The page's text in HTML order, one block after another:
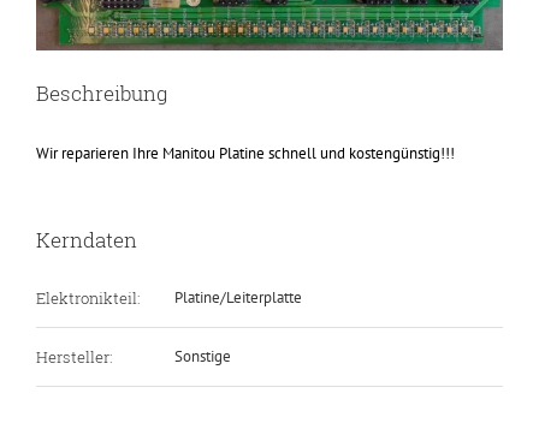
Beschreibung
Wir reparieren Ihre Manitou Platine schnell und kostengünstig!!!
Kerndaten
Elektronikteil: Platine/Leiterplatte
Hersteller: Sonstige